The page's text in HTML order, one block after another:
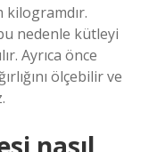
kilogramdır.
nedenle kütleyi
Ayrıca önce
ölçebilir ve